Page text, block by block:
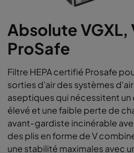
Absolute VGXL,
ProSafe
Filtre HEPA certifié Prosafe
sorties d'air des systèmes
aseptiques qui nécessitent
élevé et une faible perte de
avant-gardiste incinérable
des plis en forme de V
une stabilité maximales avec